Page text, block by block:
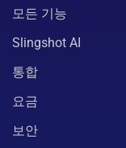
모든 기능
Slingshot AI
통합
요금
보안